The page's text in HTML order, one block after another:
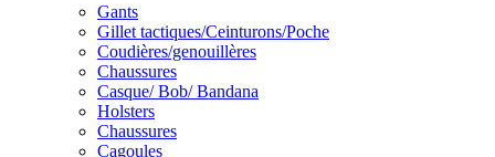
Gants
Gillet tactiques/Ceinturons/Poche
Coudières/genouillères
Chaussures
Casque/ Bob/ Bandana
Holsters
Chaussures
Cagoules